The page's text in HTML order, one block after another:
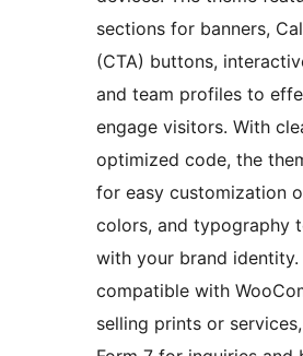
sections for banners,
(CTA) buttons,
and team profiles to
engage visitors. With
optimized code, the
for easy customization
colors, and typography
with your brand identity.
compatible with
selling prints or